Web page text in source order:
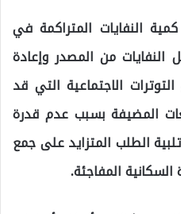
النفايات المتراكمة في
من المصدر وإعادة
الاجتماعية التي قد
المضيفة بسبب عدم قدرة
الطلب المتزايد على جمع
السكانية المفاجئة.